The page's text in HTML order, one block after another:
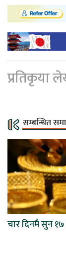
प्रतिकृया
सम्बन्धित
चार दिनमै सुन